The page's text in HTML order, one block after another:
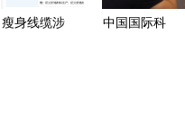
实
瘦身线缆涉
中国国际科